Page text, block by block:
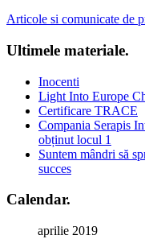
Articole si comunicate de
Ultimele materiale.
Inocenti
Light Into Europe
Certificare TRACE
Compania Serapis
obținut locul 1
Suntem mândri să
succes
Calendar.
aprilie 2019